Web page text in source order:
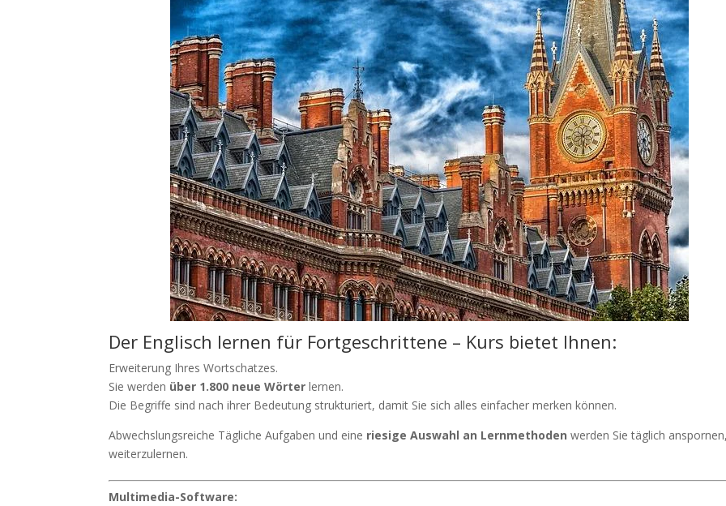
Der Englisch lernen für Fortgeschrittene – Kurs bietet Ihnen:
Erweiterung Ihres Wortschatzes.
Sie werden über 1.800 neue Wörter lernen.
Die Begriffe sind nach ihrer Bedeutung strukturiert, damit Sie sich alles einfacher merken können.
Abwechslungsreiche Tägliche Aufgaben und eine riesige Auswahl an Lernmethoden werden Sie täglich
weiterzulernen.
Multimedia-Software: